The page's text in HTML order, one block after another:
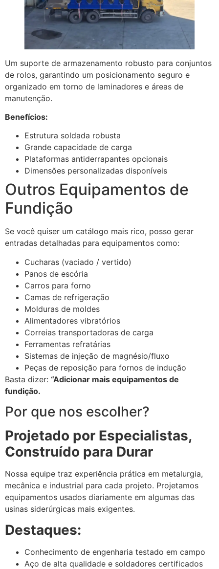
Um suporte de armazenamento robusto para conjuntos
de rolos, garantindo um posicionamento seguro e
organizado em torno de laminadores e áreas de
manutenção.
Benefícios:
Estrutura soldada robusta
Grande capacidade de carga
Plataformas antiderrapantes opcionais
Dimensões personalizadas disponíveis
Outros Equipamentos de
Fundição
Se você quiser um catálogo mais rico, posso gerar
entradas detalhadas para equipamentos como:
Cucharas (vaciado / vertido)
Panos de escória
Carros para forno
Camas de refrigeração
Molduras de moldes
Alimentadores vibratórios
Correias transportadoras de carga
Ferramentas refratárias
Sistemas de injeção de magnésio/fluxo
Peças de reposição para fornos de indução
Basta dizer: “Adicionar mais equipamentos de
fundição.
Por que nos escolher?
Projetado por Especialistas,
Construído para Durar
Nossa equipe traz experiência prática em metalurgia,
mecânica e industrial para cada projeto. Projetamos
equipamentos usados diariamente em algumas das
usinas siderúrgicas mais exigentes.
Destaques:
Conhecimento de engenharia testado em campo
Aço de alta qualidade e soldadores certificados